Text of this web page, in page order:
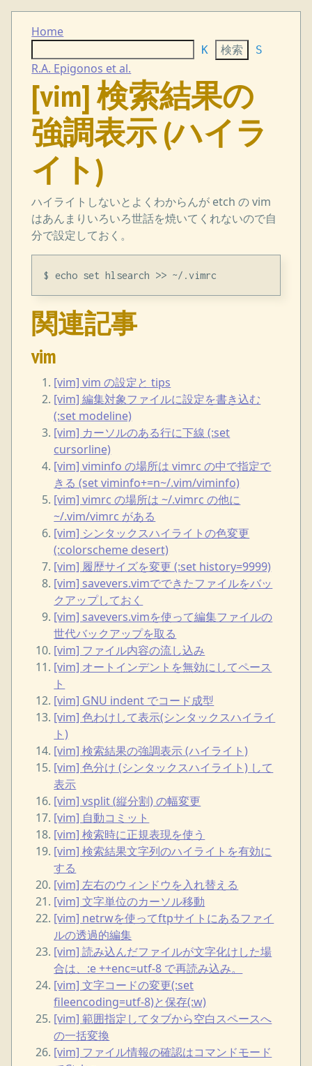
Home
K S
R.A. Epigonos et al.
[vim] 検索結果の
強調表示 (ハイラ
イト)
ハイライトしないとよくわからんが etch の vim
はあんまりいろいろ世話を焼いてくれないので自
分で設定しておく。
関連記事
vim
[vim] vim の設定と tips
[vim] 編集対象ファイルに設定を書き込む
(:set modeline)
[vim] カーソルのある行に下線 (:set
cursorline)
[vim] viminfo の場所は vimrc の中で指定で
きる (set viminfo+=n~/.vim/viminfo)
[vim] vimrc の場所は ~/.vimrc の他に
~/.vim/vimrc がある
[vim] シンタックスハイライトの色変更
(:colorscheme desert)
[vim] 履歴サイズを変更 (:set history=9999)
[vim] savevers.vimでできたファイルをバッ
クアップしておく
[vim] savevers.vimを使って編集ファイルの
世代バックアップを取る
[vim] ファイル内容の流し込み
[vim] オートインデントを無効にしてペース
ト
[vim] GNU indent でコード成型
[vim] 色わけして表示(シンタックスハイライ
ト)
[vim] 検索結果の強調表示 (ハイライト)
[vim] 色分け (シンタックスハイライト) して
表示
[vim] vsplit (縦分割) の幅変更
[vim] 自動コミット
[vim] 検索時に正規表現を使う
[vim] 検索結果文字列のハイライトを有効に
する
[vim] 左右のウィンドウを入れ替える
[vim] 文字単位のカーソル移動
[vim] netrwを使ってftpサイトにあるファイ
ルの透過的編集
[vim] 読み込んだファイルが文字化けした場
合は、:e ++enc=utf-8 で再読み込み。
[vim] 文字コードの変更(:set
fileencoding=utf-8)と保存(:w)
[vim] 範囲指定してタブから空白スペースへ
の一括変換
[vim] ファイル情報の確認はコマンドモード